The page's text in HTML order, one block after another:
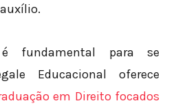
fundamental para se
Educacional oferece
em Direito focados